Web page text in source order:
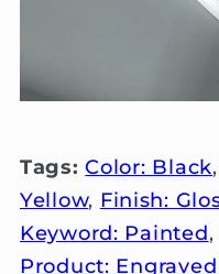
Tags:Color: Black
Yellow, Finish:
Keyword: Painted,
Product: